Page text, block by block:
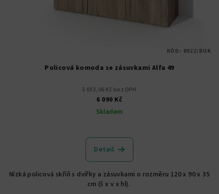
Policová komoda se zásuvkami Alfa 49
5 033,06 Kč bez DPH
6 090 Kč
Skladem
Detail
Nízká policová skříň s dvířky a zásuvkami o rozměru 120 x 90 x 35
cm (š x v x hl).
KÓD: 8922/BUK